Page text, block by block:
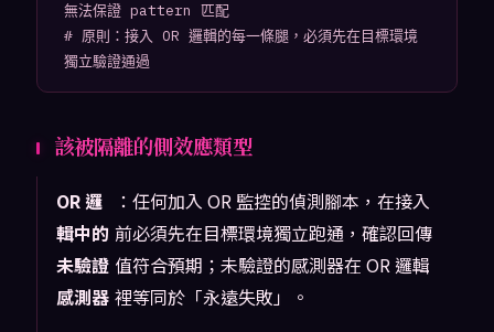
無法保證 pattern 匹配
# 原則：接入 OR 邏輯的每一條腿，必須先在目標環境
獨立驗證通過
該被隔離的側效應類型
OR 邏
輯中的
未驗證
感測器
：任何加入 OR 監控的偵測腳本，在接入
前必須先在目標環境獨立跑通，確認回傳
值符合預期；未驗證的感測器在 OR 邏輯
裡等同於「永遠失敗」。